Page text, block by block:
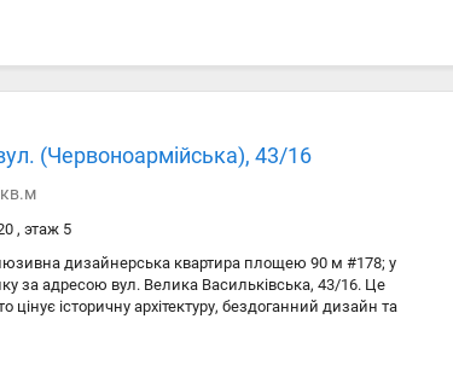
(Червоноармійська), 43/16
, этаж 5
дизайнерська квартира площею 90 м #178; у
за адресою вул. Велика Васильківська, 43/16. Це
цінує історичну архітектуру, бездоганний дизайн та
інтерєр, високі стелі та великі панорамні вікна
відчуття простору. Продумане планування: